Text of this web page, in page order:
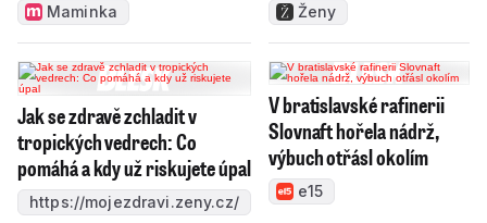
Maminka Ženy
Jak se zdravě zchladit v
tropických vedrech: Co
pomáhá a kdy už riskujete úpal
https://mojezdravi.zeny.cz/
V bratislavské rafinerii
Slovnaft hořela nádrž,
výbuch otřásl okolím
e15